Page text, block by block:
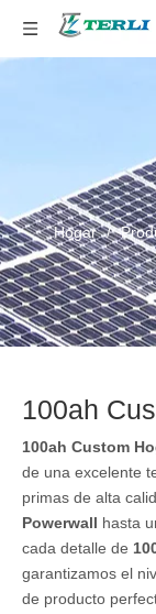
Hogar /
100ah
100ah Custom
de una excelente
primas de alta
Powerwall hasta
cada detalle de
garantizamos el
de producto